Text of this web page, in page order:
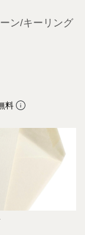
ン/キーリング
料